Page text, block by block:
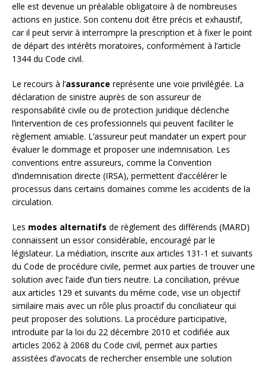
elle est devenue un préalable obligatoire à de nombreuses
actions en justice. Son contenu doit être précis et exhaustif,
car il peut servir à interrompre la prescription et à fixer le point
de départ des intérêts moratoires, conformément à l’article
1344 du Code civil.
Le recours à l’assurance représente une voie privilégiée. La
déclaration de sinistre auprès de son assureur de
responsabilité civile ou de protection juridique déclenche
l’intervention de ces professionnels qui peuvent faciliter le
règlement amiable. L’assureur peut mandater un expert pour
évaluer le dommage et proposer une indemnisation. Les
conventions entre assureurs, comme la Convention
d’indemnisation directe (IRSA), permettent d’accélérer le
processus dans certains domaines comme les accidents de la
circulation.
Les modes alternatifs de règlement des différends (MARD)
connaissent un essor considérable, encouragé par le
législateur. La médiation, inscrite aux articles 131-1 et suivants
du Code de procédure civile, permet aux parties de trouver une
solution avec l’aide d’un tiers neutre. La conciliation, prévue
aux articles 129 et suivants du même code, vise un objectif
similaire mais avec un rôle plus proactif du conciliateur qui
peut proposer des solutions. La procédure participative,
introduite par la loi du 22 décembre 2010 et codifiée aux
articles 2062 à 2068 du Code civil, permet aux parties
assistées d’avocats de rechercher ensemble une solution